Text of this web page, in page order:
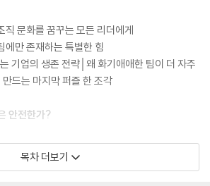
직 문화를 꿈꾸는 모든 리더에게
에만 존재하는 특별한 힘
기업의 생존 전략│왜 화기애애한 팀이 더 자주
드는 마지막 퍼즐 한 조각
안전한가?
구출하라
과값을 침묵으로 만든다│인간관계가 안전할 것
목차 더보기